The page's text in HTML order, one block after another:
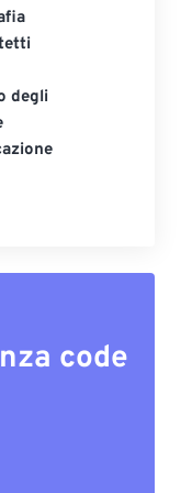
degli
code